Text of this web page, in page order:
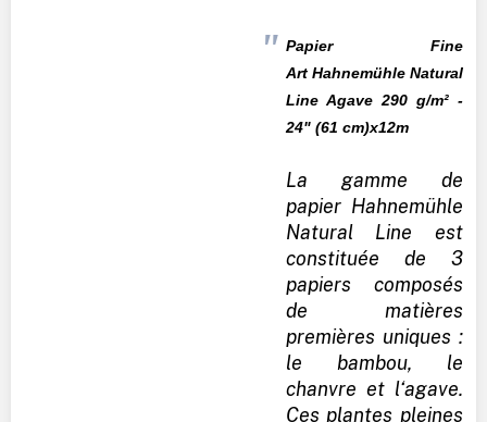
Papier Fine
Art HahnemühleNatural
Line Agave 290 g/m² -
24" (61 cm)x12m
La gamme de
papier Hahnemühle
Natural Line est
constituée de 3
papiers composés
de matières
premières uniques :
le bambou, le
chanvre et l‘agave.
Ces plantes pleines